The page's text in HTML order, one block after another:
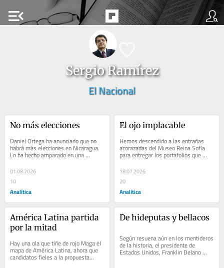
menu_open
Sergio Ramírez
El Nacional
No más elecciones
Daniel Ortega ha anunciado que no
habrá más elecciones en Nicaragua.
Lo ha hecho amparado en una
escenografía norcoreana, con…
01.08.2026
10
Analítica
El ojo implacable
Hemos descendido a las entrañas
acorazadas del Museo Reina Sofía
para entregar los portafolios que
contienen la serie de fotografías…
18.07.2026
20
Analítica
América Latina partida
por la mitad
Hay una ola que tiñe de rojo Maga el
mapa de América Latina, ahora que
candidatos fieles a la propuesta…
De hideputas y bellacos
Según resuena aún en los mentideros
de la historia, el presidente de
Estados Unidos, Franklin Delano
Roosevelt, habría dicho del…